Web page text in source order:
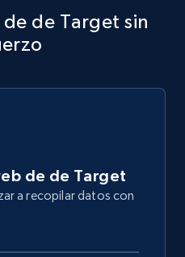
de Target sin
de de Target
a recopilar datos con